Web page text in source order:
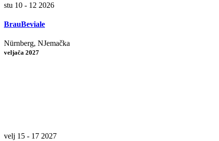
stu 10 - 12 2026
BrauBeviale
Nürnberg, NJemačka
veljača 2027
velj 15 - 17 2027